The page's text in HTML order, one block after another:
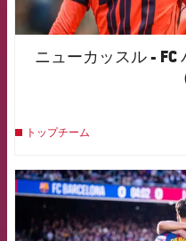
ニューカッスル -
トップチーム